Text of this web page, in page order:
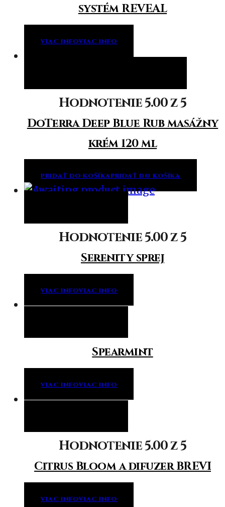
systém REVEAL
VIAC INFOVIAC INFO
Hodnotenie5.00z 5
DoTerra Deep Blue Rub masážny
krém 120 ml
PRIDAŤ DO KOŠÍKAPRIDAŤ DO KOŠÍKA
Hodnotenie5.00z 5
Serenity sprej
VIAC INFOVIAC INFO
Spearmint
VIAC INFOVIAC INFO
Hodnotenie5.00z 5
Citrus Bloom a difuzer BREVI
VIAC INFOVIAC INFO